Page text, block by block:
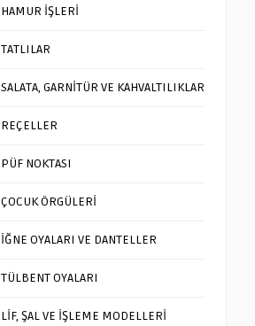
HAMUR İŞLERİ
TATLILAR
SALATA, GARNİTÜR VE KAHVALTILIKLAR
REÇELLER
PÜF NOKTASI
ÇOCUK ÖRGÜLERİ
İĞNE OYALARI VE DANTELLER
TÜLBENT OYALARI
LİF, ŞAL VE İŞLEME MODELLERİ